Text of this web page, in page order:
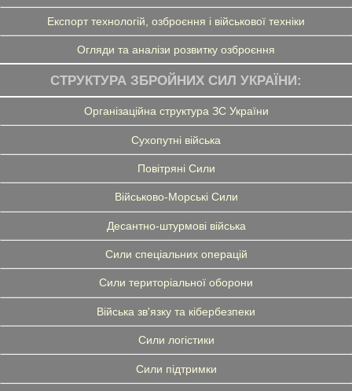
Експорт технологій, озброєння і військової техніки
Огляди та аналізи розвитку озброєння
СТРУКТУРА ЗБРОЙНИХ СИЛ УКРАЇНИ:
Організаційна структура ЗС України
Сухопутні війська
Повітряні Сили
Військово-Морські Сили
Десантно-штурмові війська
Сили спеціальних операцій
Сили територіальної оборони
Війська зв'язку та кібербезпеки
Сили логістики
Сили підтримки